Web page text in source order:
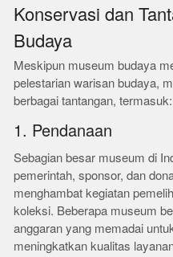
Konservasi dan
Budaya
Meskipun museum budaya
pelestarian warisan budaya,
berbagai tantangan, termasuk:
1. Pendanaan
Sebagian besar museum di
pemerintah, sponsor, dan
menghambat kegiatan
koleksi. Beberapa museum
anggaran yang memadai
meningkatkan kualitas